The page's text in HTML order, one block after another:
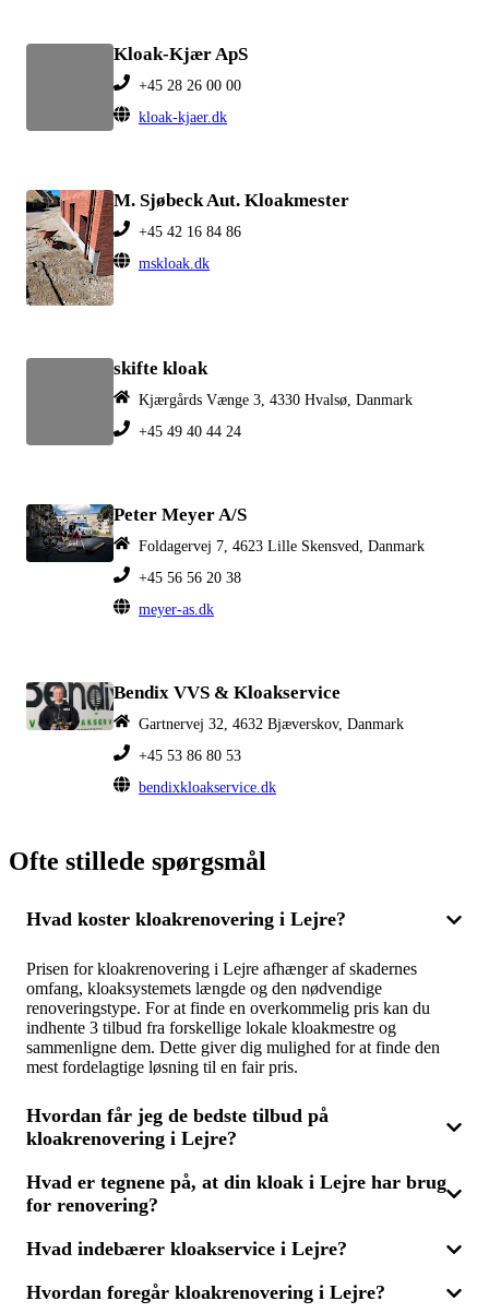
Kloak-Kjær ApS
+45 28 26 00 00
kloak-kjaer.dk
M. Sjøbeck Aut. Kloakmester
+45 42 16 84 86
mskloak.dk
skifte kloak
Kjærgårds Vænge 3, 4330 Hvalsø, Danmark
+45 49 40 44 24
Peter Meyer A/S
Foldagervej 7, 4623 Lille Skensved, Danmark
+45 56 56 20 38
meyer-as.dk
Bendix VVS & Kloakservice
Gartnervej 32, 4632 Bjæverskov, Danmark
+45 53 86 80 53
bendixkloakservice.dk
Ofte stillede spørgsmål
Hvad koster kloakrenovering i Lejre?
Prisen for kloakrenovering i Lejre afhænger af skadernes
omfang, kloaksystemets længde og den nødvendige
renoveringstype. For at finde en overkommelig pris kan du
indhente 3 tilbud fra forskellige lokale kloakmestre og
sammenligne dem. Dette giver dig mulighed for at finde den
mest fordelagtige løsning til en fair pris.
Hvordan får jeg de bedste tilbud på
kloakrenovering i Lejre?
For at sikre de bedste tilbud på kloakrenovering i Lejre skal du
kontakte flere erfarne kloakmestre for at indhente tilbud. Ved at
og kvalitet, der passer til dine behov. Sørg for, at tilbuddene
vælge den mest effektive løsning.
Hvad er tegnene på, at din kloak i Lejre har brug
for renovering?
Tegn på, at din kloak i Lejre måske skal renoveres, kan være
Nogle gange kan du også finde revner eller forskydninger i
Hvad indebærer kloakservice i Lejre?
Kloakservice i Lejre omfatter en række ydelser som inspektion
Hvordan foregår kloakrenovering i Lejre?